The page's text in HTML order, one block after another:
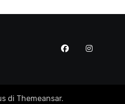
di Themeansar.